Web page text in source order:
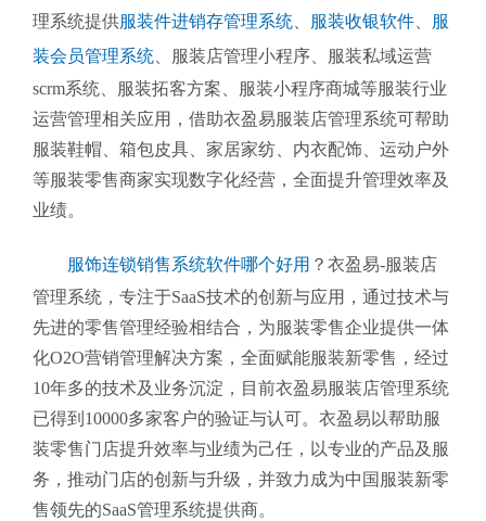
理系统提供服装件进销存管理系统 服装收银软件
服
装会员管理系统
服装店管理小程序、服装私域运营
scrm系统、服装拓客方案、服装小程序商城等服装行业
运营管理相关应用，借助衣盈易服装店管理系统可帮助
服装鞋帽、箱包皮具、家居家纺、内衣配饰、运动户外
等服装零售商家实现数字化经营，全面提升管理效率及
业绩。
服饰连锁销售系统软件哪个好用 ？衣盈易-服装店
管理系统 ，专注于SaaS技术的创新与应用，通过技术与
先进的零售管理经验相结合，为服装零售企业提供一体
化O2O营销管理解决方案，全面赋能服装新零售，经过
10年多的技术及业务沉淀，目前衣盈易服装店管理系统
已得到10000多家客户的验证与认可。衣盈易以帮助服
装零售门店提升效率与业绩为己任，以专业的产品及服
务，推动门店的创新与升级，并致力成为中国服装新零
售领先的SaaS管理系统提供商。